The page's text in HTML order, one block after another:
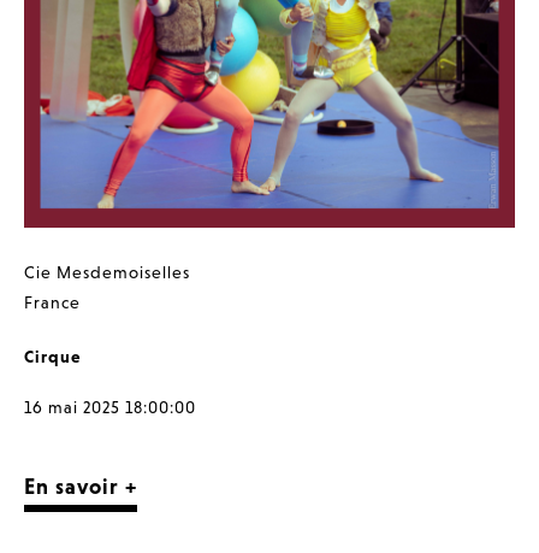
Cie Mesdemoiselles
France
Cirque
16 mai 2025 18:00:00
En savoir +